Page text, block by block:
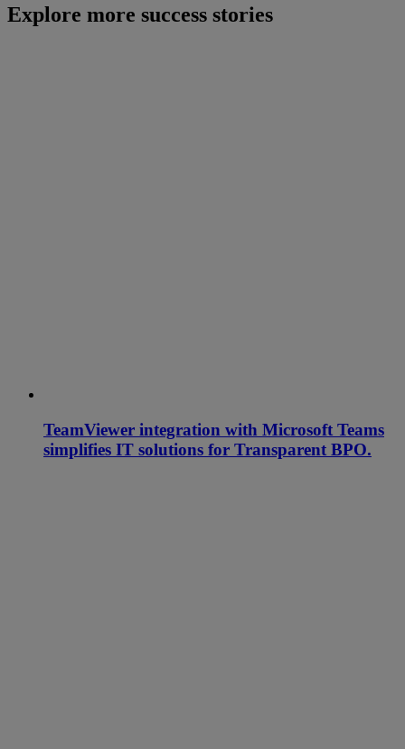
Explore more success stories
TeamViewer integration with Microsoft Teams
simplifies IT solutions for Transparent BPO.